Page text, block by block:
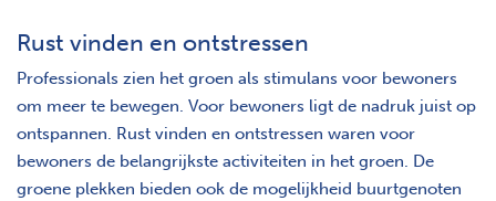
Rust vinden en ontstressen
Professionals zien het groen als stimulans voor bewoners
om meer te bewegen. Voor bewoners ligt de nadruk juist op
ontspannen. Rust vinden en ontstressen waren voor
bewoners de belangrijkste activiteiten in het groen. De
groene plekken bieden ook de mogelijkheid buurtgenoten